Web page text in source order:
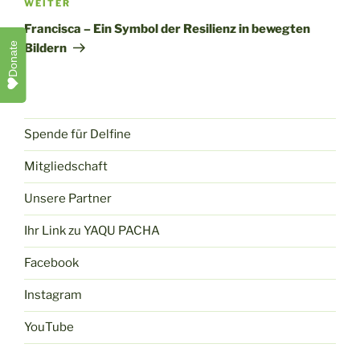
Nächster
Beitrag
WEITER
Francisca – Ein Symbol der Resilienz in bewegten
Bildern
Spende für Delfine
Mitgliedschaft
Unsere Partner
Ihr Link zu YAQU PACHA
Facebook
Instagram
YouTube
Donate